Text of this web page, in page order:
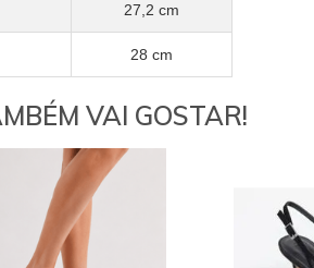
27,2 cm
28 cm
VAI GOSTAR!